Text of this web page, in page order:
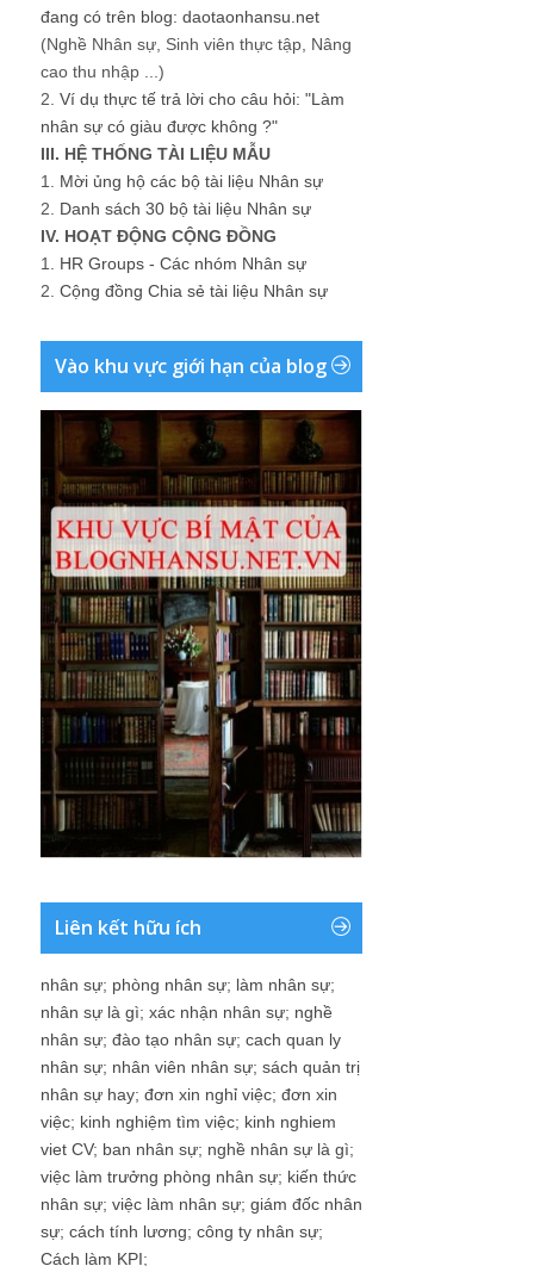
đang có trên blog: daotaonhansu.net
(Nghề Nhân sự, Sinh viên thực tập, Nâng
cao thu nhập ...)
2. Ví dụ thực tế trả lời cho câu hỏi: "Làm
nhân sự có giàu được không ?"
III. HỆ THỐNG TÀI LIỆU MẪU
1. Mời ủng hộ các bộ tài liệu Nhân sự
2. Danh sách 30 bộ tài liệu Nhân sự
IV. HOẠT ĐỘNG CỘNG ĐỒNG
1. HR Groups - Các nhóm Nhân sự
2. Cộng đồng Chia sẻ tài liệu Nhân sự
Vào khu vực giới hạn của blog
Liên kết hữu ích
nhân sự; phòng nhân sự; làm nhân sự;
nhân sự là gì; xác nhận nhân sự; nghề
nhân sự; đào tạo nhân sự; cach quan ly
nhân sự; nhân viên nhân sự; sách quản trị
nhân sự hay; đơn xin nghỉ việc; đơn xin
việc; kinh nghiệm tìm việc; kinh nghiem
viet CV; ban nhân sự; nghề nhân sự là gì;
việc làm trưởng phòng nhân sự; kiến thức
nhân sự; việc làm nhân sự; giám đốc nhân
sự; cách tính lương; công ty nhân sự;
Cách làm KPI;